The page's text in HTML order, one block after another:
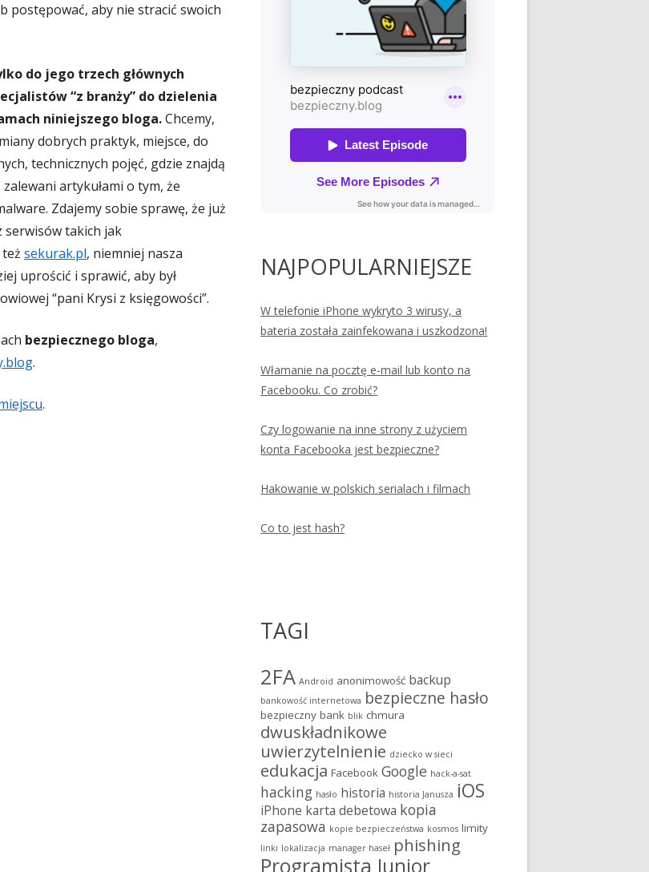
postępować, aby nie stracić swoich
do jego trzech głównych
“z branży” do dzielenia
niniejszego bloga.Chcemy,
dobrych praktyk, miejsce, do
technicznych pojęć, gdzie znajdą
artykułami o tym, że
Zdajemy sobie sprawę, że już
takich jak
też sekurak.pl, niemniej nasza
uprościć i sprawić, aby był
“pani Krysi z księgowości”.
bezpiecznego bloga,
.
.
NAJPOPULARNIEJSZE
W telefonie iPhone wykryto 3 wirusy, a
bateria została zainfekowana i uszkodzona!
Włamanie na pocztę e-mail lub konto na
Facebooku. Co zrobić?
Czy logowanie na inne strony z użyciem
konta Facebooka jest bezpieczne?
Hakowanie w polskich serialach i filmach
Co to jest hash?
TAGI
2FA Android anonimowość backup
bankowość internetowa bezpieczne hasło
bezpieczny bank blik chmura
dwuskładnikowe
uwierzytelnienie dziecko w sieci
edukacja Facebook Google hack-a-sat
hacking hasło historia historia Janusza iOS
iPhone karta debetowa kopia
zapasowa kopie bezpieczeństwa kosmos limity
linki lokalizacja manager haseł phishing
Programista Junior